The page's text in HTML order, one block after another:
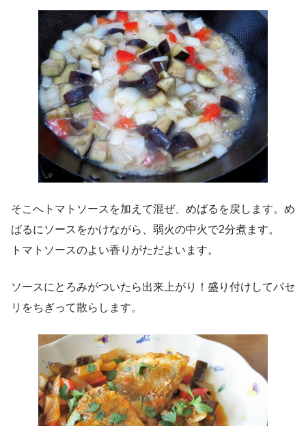
そこへトマトソースを加えて混ぜ、めばるを戻します。め
ばるにソースをかけながら、弱火の中火で2分煮ます。
トマトソースのよい香りがただよいます。
ソースにとろみがついたら出来上がり！盛り付けしてパセ
リをちぎって散らします。